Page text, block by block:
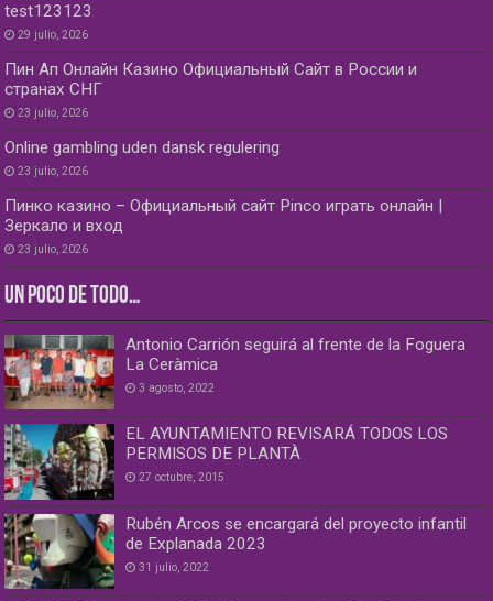
test123123
29 julio, 2026
Пин Ап Онлайн Казино Официальный Сайт в России и
странах СНГ
23 julio, 2026
Online gambling uden dansk regulering
23 julio, 2026
Пинко казино – Официальный сайт Pinco играть онлайн |
Зеркало и вход
23 julio, 2026
UN POCO DE TODO…
Antonio Carrión seguirá al frente de la Foguera
La Ceràmica
3 agosto, 2022
EL AYUNTAMIENTO REVISARÁ TODOS LOS
PERMISOS DE PLANTÀ
27 octubre, 2015
Rubén Arcos se encargará del proyecto infantil
de Explanada 2023
31 julio, 2022